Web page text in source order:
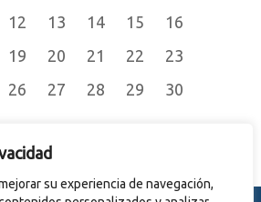
su experiencia de navegación,
12 13 14 15
16
19 20 21 22
23
26 27 28 29
30